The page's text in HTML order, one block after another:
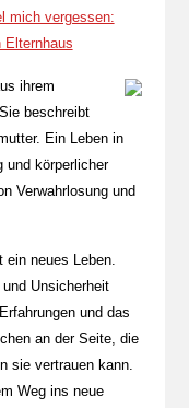
mich vergessen:
Elternhaus
ihrem
beschreibt
Ein Leben in
und körperlicher
Verwahrlosung und
ein neues Leben.
Unsicherheit
und das
an der Seite, die
sie vertrauen kann.
Weg ins neue